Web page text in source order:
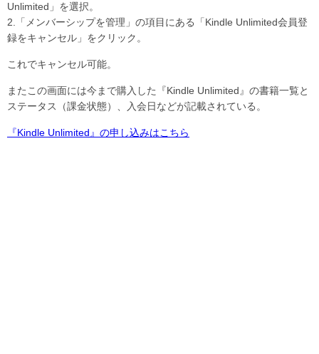
Unlimited」を選択。
2.「メンバーシップを管理」の項目にある「Kindle Unlimited会員登
録をキャンセル」をクリック。
これでキャンセル可能。
またこの画面には今まで購入した『Kindle Unlimited』の書籍一覧と
ステータス（課金状態）、入会日などが記載されている。
『Kindle Unlimited』の申し込みはこちら